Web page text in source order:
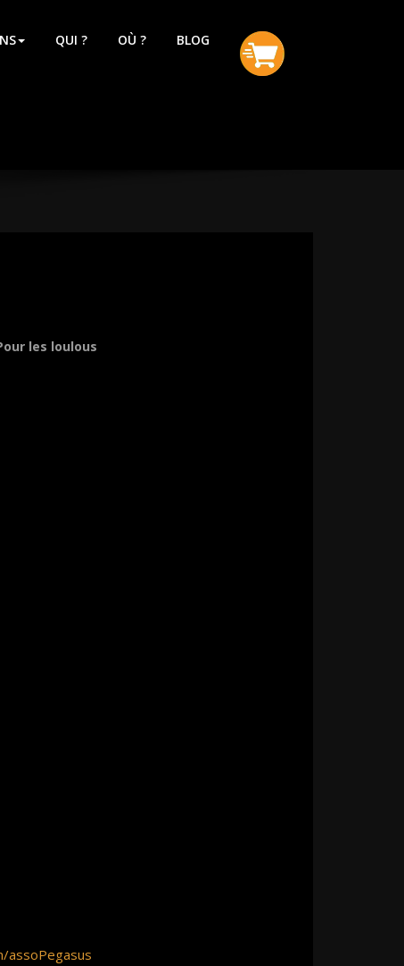
QUI ? OÙ ? BLOG
les loulous
assoPegasus